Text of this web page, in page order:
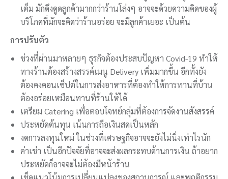
เต็ม มักดึงดูดลูกค้ามากกว่าร้านโล่งๆ อาจจะด้วยความคิดของผู้
บริโภคที่มักจะคิดว่าร้านอร่อย จะมีลูกค้าเยอะ เป็นต้น
การปรับตัว
ช่วงที่ผ่านมาหลายๆ ธุรกิจต้องประสบปัญหา Covid-19 ทำให้
ทางร้านต้องสร้างสรรค์เมนู Delivery เพิ่มมากขึ้น อีกทั้งยัง
ต้องคงคอนเซ็ปต์ในการส่งอาหารที่ต้องทำให้การทานที่บ้าน
ต้องอร่อยเหมือนทานที่ร้านให้ได้
เตรียม Catering เพื่อตอบโจทย์กลุ่มที่ต้องการจัดงานสังสรรค์
ประหยัดต้นทุน เน้นการถือเงินสดเป็นหลัก
งดการลงทุนใหม่ ในช่วงที่เศรษฐกิจอาจจะยังไม่นิ่งเท่าไรนัก
ค่าเช่า เป็นอีกปัจจัยที่อาจจะส่งผลกระทบด้านการเงิน ถ้าอยาก
ประหยัดก็อาจจะไม่ต้องมีหน้าร้าน